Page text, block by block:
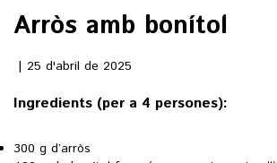
Arròs amb bonítol
25 d'abril de 2025
Ingredients (per a 4 persones):
300 g d’arròs